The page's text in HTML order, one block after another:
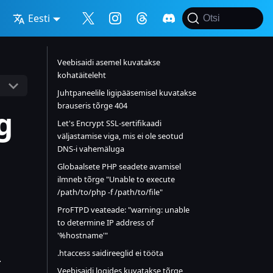
Eesti Otsi
Veebisaidi asemel kuvatakse
kohatäiteleht
Juhtpaneelile ligipääsemisel kuvatakse
brauseris tõrge 404
Let's Encrypt SSL-sertifikaadi
väljastamise viga, mis ei ole seotud
DNS-i vahemäluga
Globaalsete PHP seadete avamisel
ilmneb tõrge "Unable to execute
/path/to/php -f /path/to/file"
ProFTPD veateade: "warning: unable
to determine IP address of
'%hostname'"
.htaccess saidireeglid ei tööta
Veebisaidi logides kuvatakse tõrge